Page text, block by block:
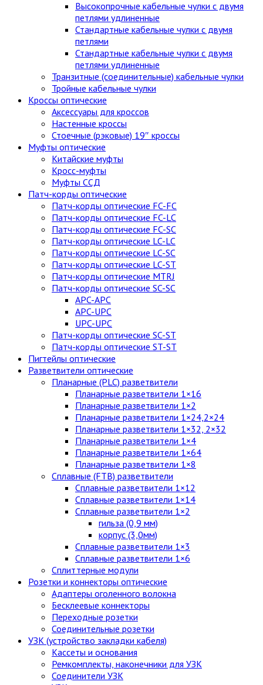
Высокопрочные кабельные чулки с двумя
петлями удлиненные
Стандартные кабельные чулки с двумя
петлями
Стандартные кабельные чулки с двумя
петлями удлиненные
Транзитные (соединительные) кабельные чулки
Тройные кабельные чулки
Кроссы оптические
Аксессуары для кроссов
Настенные кроссы
Стоечные (рэковые) 19″ кроссы
Муфты оптические
Китайские муфты
Кросс-муфты
Муфты ССД
Патч-корды оптические
Патч-корды оптические FC-FC
Патч-корды оптические FC-LC
Патч-корды оптические FC-SC
Патч-корды оптические LC-LC
Патч-корды оптические LC-SC
Патч-корды оптические LC-ST
Патч-корды оптические MTRJ
Патч-корды оптические SC-SC
APC-APC
APC-UPC
UPC-UPC
Патч-корды оптические SC-ST
Патч-корды оптические ST-ST
Пигтейлы оптические
Разветвители оптические
Планарные (PLC) разветвители
Планарные разветвители 1×16
Планарные разветвители 1×2
Планарные разветвители 1×24,2×24
Планарные разветвители 1×32, 2×32
Планарные разветвители 1×4
Планарные разветвители 1×64
Планарные разветвители 1×8
Сплавные (FTB) разветвители
Сплавные разветвители 1×12
Сплавные разветвители 1×14
Сплавные разветвители 1×2
гильза (0,9 мм)
корпус (3,0мм)
Сплавные разветвители 1×3
Сплавные разветвители 1×6
Сплиттерные модули
Розетки и коннекторы оптические
Адаптеры оголенного волокна
Бесклеевые коннекторы
Переходные розетки
Соединительные розетки
УЗК (устройство закладки кабеля)
Кассеты и основания
Ремкомплекты, наконечники для УЗК
Соединители УЗК